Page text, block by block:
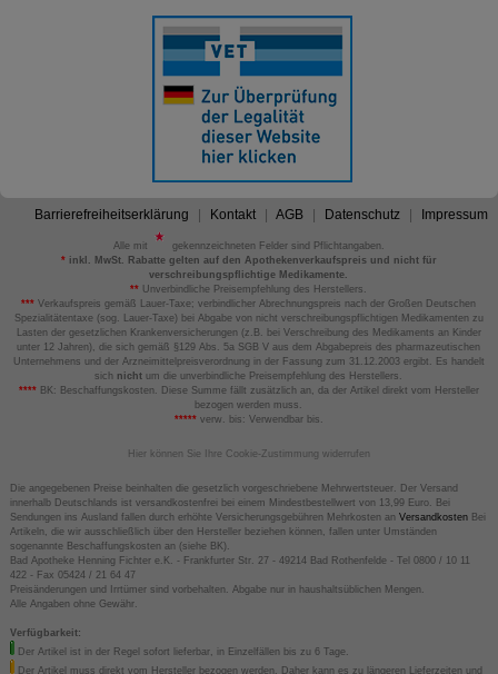
Barrierefreiheitserklärung Kontakt AGB Datenschutz Impressum
Alle mit
gekennzeichneten Felder sind Pflichtangaben.
*inkl. MwSt. Rabatte gelten auf den Apothekenverkaufspreis und nicht für
verschreibungspflichtige Medikamente.
** Unverbindliche Preisempfehlung des Herstellers.
*** Verkaufspreis gemäß Lauer-Taxe; verbindlicher Abrechnungspreis nach der Großen Deutschen
Spezialitätentaxe (sog. Lauer-Taxe) bei Abgabe von nicht verschreibungspflichtigen Medikamenten zu
Lasten der gesetzlichen Krankenversicherungen (z.B. bei Verschreibung des Medikaments an Kinder
unter 12 Jahren), die sich gemäß §129 Abs. 5a SGB V aus dem Abgabepreis des pharmazeutischen
Unternehmens und der Arzneimittelpreisverordnung in der Fassung zum 31.12.2003 ergibt. Es handelt
sich nicht um die unverbindliche Preisempfehlung des Herstellers.
****BK: Beschaffungskosten. Diese Summe fällt zusätzlich an, da der Artikel direkt vom Hersteller
bezogen werden muss.
*****verw. bis: Verwendbar bis.
Hier können Sie Ihre Cookie-Zustimmung widerrufen
Die angegebenen Preise beinhalten die gesetzlich vorgeschriebene Mehrwertsteuer. Der Versand
innerhalb Deutschlands ist versandkostenfrei bei einem Mindestbestellwert von 13,99 Euro. Bei
Sendungen ins Ausland fallen durch erhöhte Versicherungsgebühren Mehrkosten an VersandkostenBei
Artikeln, die wir ausschließlich über den Hersteller beziehen können, fallen unter Umständen
sogenannte Beschaffungskosten an (siehe BK).
Bad Apotheke Henning Fichter e.K. - Frankfurter Str. 27 - 49214 Bad Rothenfelde - Tel 0800 / 10 11
422 - Fax 05424 / 21 64 47
Preisänderungen und Irrtümer sind vorbehalten. Abgabe nur in haushaltsüblichen Mengen.
Alle Angaben ohne Gewähr.
Verfügbarkeit:
Der Artikel ist in der Regel sofort lieferbar, in Einzelfällen bis zu 6 Tage.
Der Artikel muss direkt vom Hersteller bezogen werden. Daher kann es zu längeren Lieferzeiten und